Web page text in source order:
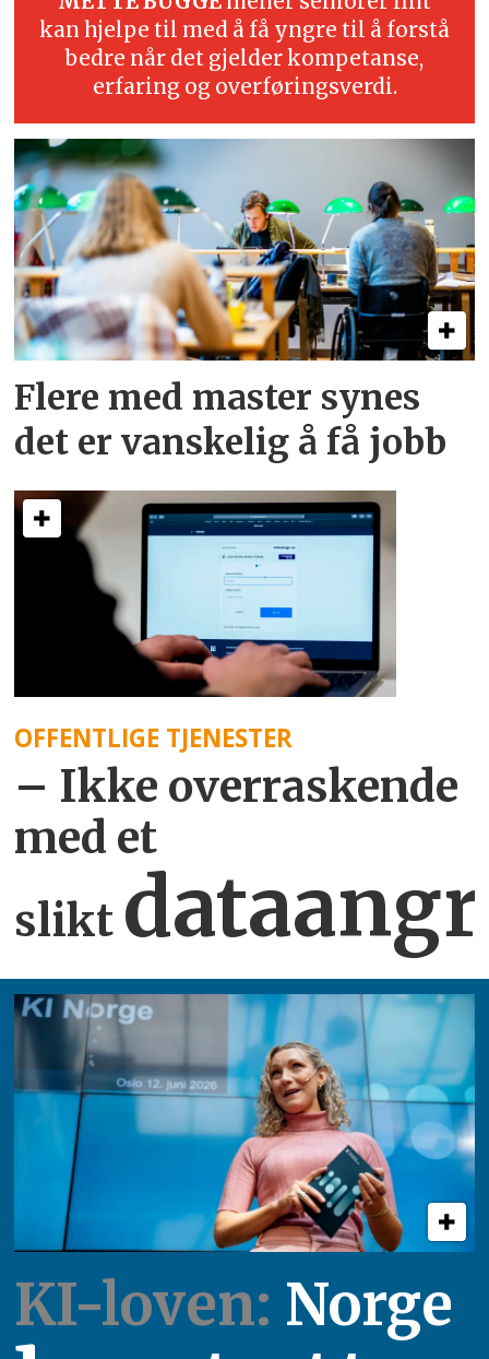
kan hjelpe til med å få yngre til å forstå
bedre når det gjelder kompetanse,
erfaring og overføringsverdi.
Flere med master synes
det er vanskelig å få jobb
OFFENTLIGE TJENESTER
– Ikke overraskende
med et
slikt
KI-loven: Norge